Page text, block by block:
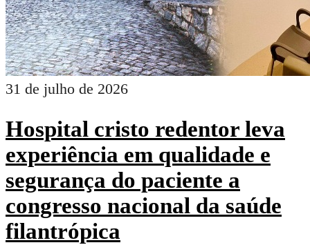
31 de julho de 2026
Hospital cristo redentor leva
experiência em qualidade e
segurança do paciente a
congresso nacional da saúde
filantrópica